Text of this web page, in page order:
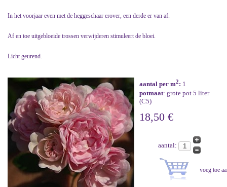
In het voorjaar even met de heggeschaar erover, een derde er van af.
Af en toe uitgebloeide trossen verwijderen stimuleert de bloei.
Licht geurend.
aantal per m2: 1
potmaat: grote pot 5 liter
(C5)
18,50 €
aantal: